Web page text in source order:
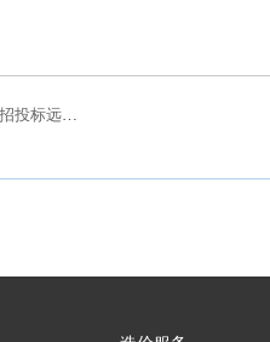
上一篇：天津市关于对天津市招投标远程异地评标系统业务需求调研的通知